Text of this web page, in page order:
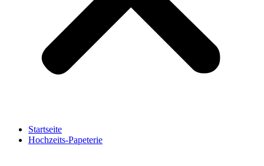
Startseite
Hochzeits-Papeterie